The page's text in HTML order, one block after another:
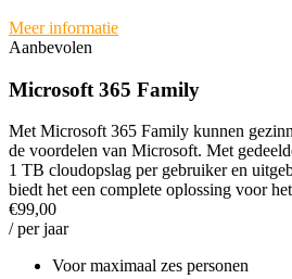
Meer informatie
Aanbevolen
Microsoft 365 Family
Met Microsoft 365 Family kunnen
de voordelen van Microsoft. Met
1 TB cloudopslag per gebruiker en
biedt het een complete oplossing voor
€99,00
/ per jaar
Voor maximaal zes personen